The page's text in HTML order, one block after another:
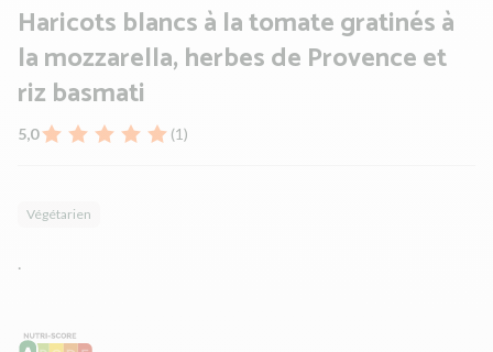
Haricots blancs à la tomate gratinés à
la mozzarella, herbes de Provence et
riz basmati
5,0 (1)
Végétarien